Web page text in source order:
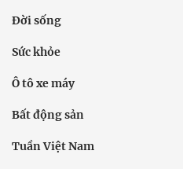
Đời sống
Sức khỏe
Ô tô xe máy
Bất động sản
Tuần Việt Nam